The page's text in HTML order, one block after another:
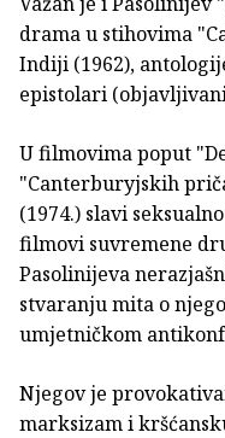
drama u stihovima
Indiji (1962),
epistolari
U filmovima poput
"Canterburyjskih
(1974.) slavi
filmovi suvremene
Pasolinijeva
stvaranju mita o
umjetničkom
Njegov je
marksizam i